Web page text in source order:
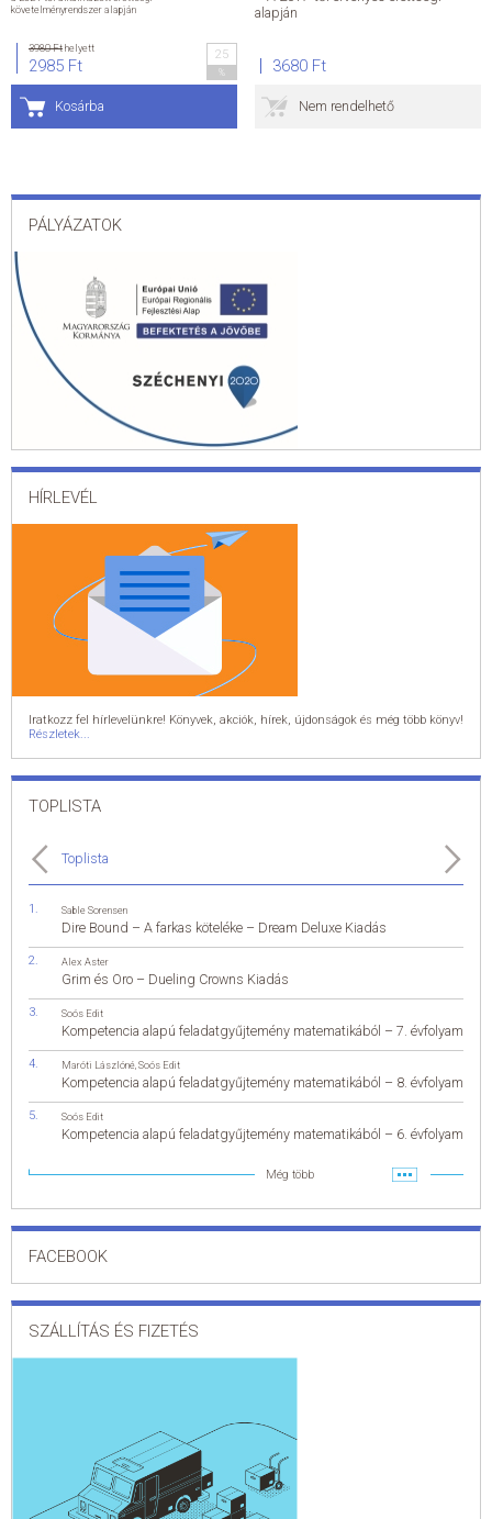
követelményrendszer alapján
3980 Fthelyett
2985 Ft
25
Kosárba
alapján
3680 Ft
Nem rendelhető
PÁLYÁZATOK
HÍRLEVÉL
Iratkozz fel hírlevelünkre! Könyvek, akciók, hírek, újdonságok és még több könyv!
Részletek...
TOPLISTA
Toplista
Sable Sorensen
Dire Bound – A farkas köteléke – Dream Deluxe Kiadás
Alex Aster
Grim és Oro – Dueling Crowns Kiadás
Soós Edit
Kompetencia alapú feladatgyűjtemény matematikából – 7. évfolyam
Maróti Lászlóné Soós Edit
Kompetencia alapú feladatgyűjtemény matematikából – 8. évfolyam
Soós Edit
Kompetencia alapú feladatgyűjtemény matematikából – 6. évfolyam
Még több
FACEBOOK
SZÁLLÍTÁS ÉS FIZETÉS